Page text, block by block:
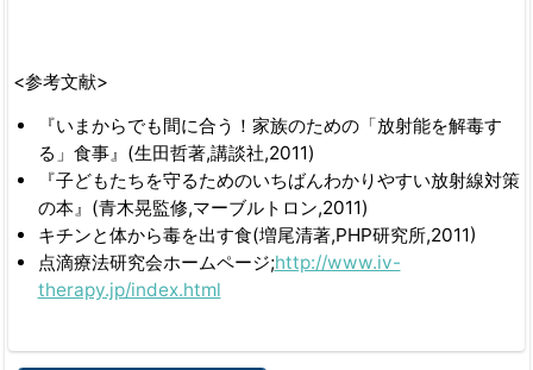
<参考文献>
『いまからでも間に合う！家族のための「放射能を解毒す
る」食事』(生田哲著,講談社,2011)
『子どもたちを守るためのいちばんわかりやすい放射線対策
の本』(青木晃監修,マーブルトロン,2011)
キチンと体から毒を出す食(増尾清著,PHP研究所,2011)
点滴療法研究会ホームページ;http://www.iv-
therapy.jp/index.html